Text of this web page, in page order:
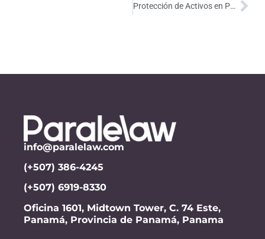
Protección de Activos en Panamá: Marcos Legales, Herramientas y Beneficios Estratégicos
info@paralelaw.com
(+507) 386-4245
(+507) 6919-8330
Oficina 1601, Midtown Tower, C. 74 Este,
Panamá, Provincia de Panamá, Panama